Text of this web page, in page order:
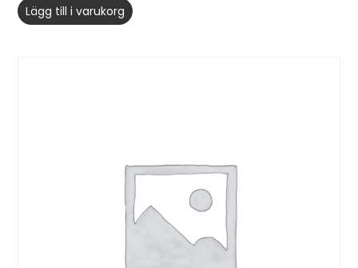
Lägg till i varukorg